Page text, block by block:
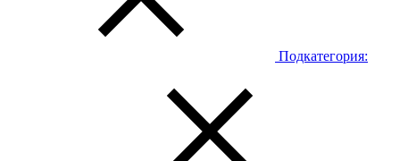
Подкатегория: